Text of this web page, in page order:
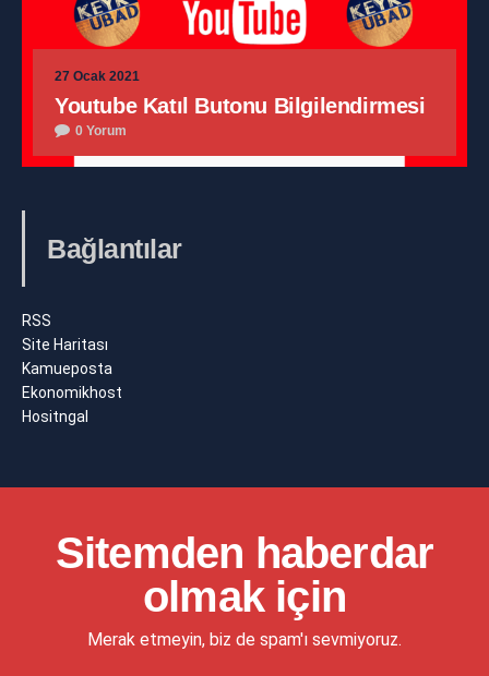
27 Ocak 2021
Youtube Katıl Butonu Bilgilendirmesi
0 Yorum
Bağlantılar
RSS
Site Haritası
Kamueposta
Ekonomikhost
Hositngal
Sitemden haberdar
olmak için
Merak etmeyin, biz de spam'ı sevmiyoruz.